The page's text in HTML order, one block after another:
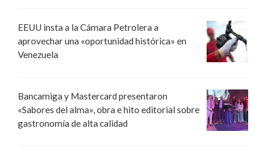
EEUU insta a la Cámara Petrolera a
aprovechar una «oportunidad histórica» en
Venezuela
Bancamiga y Mastercard presentaron
«Sabores del alma», obra e hito editorial sobre
gastronomía de alta calidad